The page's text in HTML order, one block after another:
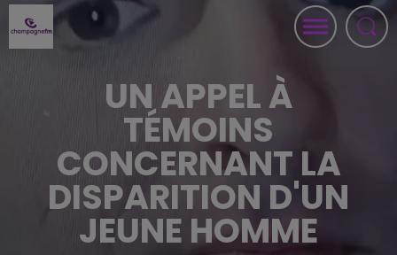
UN APPEL À
TÉMOINS
CONCERNANT LA
DISPARITION D'UN
JEUNE HOMME